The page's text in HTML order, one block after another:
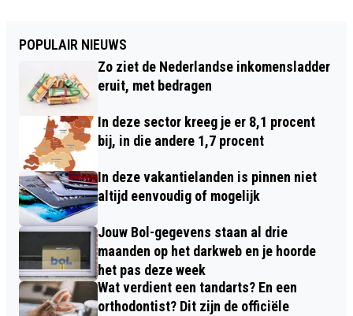
POPULAIR NIEUWS
Zo ziet de Nederlandse inkomensladder
eruit, met bedragen
In deze sector kreeg je er 8,1 procent
bij, in die andere 1,7 procent
In deze vakantielanden is pinnen niet
altijd eenvoudig of mogelijk
Jouw Bol-gegevens staan al drie
maanden op het darkweb en je hoorde
het pas deze week
Wat verdient een tandarts? En een
orthodontist? Dit zijn de officiële